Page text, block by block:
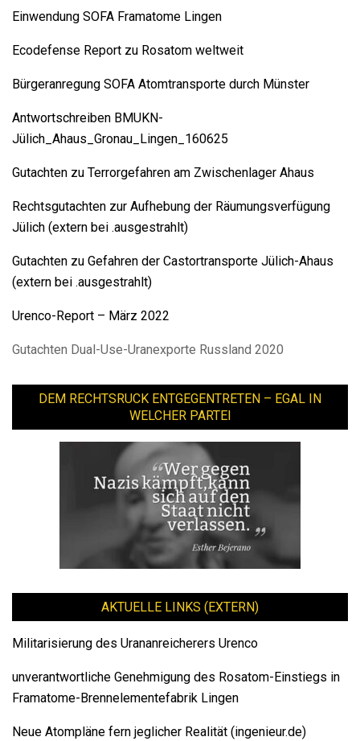
Einwendung SOFA Framatome Lingen
Ecodefense Report zu Rosatom weltweit
Bürgeranregung SOFA Atomtransporte durch Münster
Antwortschreiben BMUKN-
Jülich_Ahaus_Gronau_Lingen_160625
Gutachten zu Terrorgefahren am Zwischenlager Ahaus
Rechtsgutachten zur Aufhebung der Räumungsverfügung
Jülich (extern bei .ausgestrahlt)
Gutachten zu Gefahren der Castortransporte Jülich-Ahaus
(extern bei .ausgestrahlt)
Urenco-Report – März 2022
Gutachten Dual-Use-Uranexporte Russland 2020
DEM RECHTSRUCK ENTGEGENTRETEN – EGAL IN
WELCHER PARTEI
AKTUELLE LINKS (EXTERN)
Militarisierung des Urananreicherers Urenco
unverantwortliche Genehmigung des Rosatom-Einstiegs in
Framatome-Brennelementefabrik Lingen
Neue Atompläne fern jeglicher Realität (ingenieur.de)